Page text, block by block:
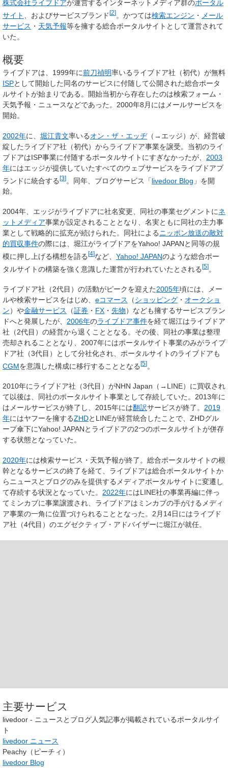
株式会社ライブドアが運営するインターネットメディア群のポータル
サイト
、およびサービスブランド[2]。かつては検索エンジン ・ メール
サービス ・ 天気予報等を擁する総合ポータルサイトとして運営されて
いた。
概要
ライブドアは、1999年に前刀禎明率いるライブドア社（初代）が無料
ISPとして開始した同名のサービスに付随して公開された総合ポータ
ルサイトが始まりである。開始当初から存在したのは検索フォーム・
天気予報・ニュースなどであった。2000年8月にはメールサービスを
開始。
2002年に、 堀江貴文率いるオン・ザ・エッヂ（→エッジ）が、経営破
綻したライブドア社（初代）からライブドア事業を譲受。当初のライ
ブドアはISP事業に付随するポータルサイトにすぎなかったが、 2003
年にはエッジが提供していたすべてのウェブサービスをライブドアブ
ランドに統合する[3]。同年、ブログサービス「livedoor Blog 」を開
始。
2004年、エッジがライブドアに社名変更、同社の事業セグメントにネ
ットメディア事業が設定されることとなり、名実ともに同社の主力事
業として戦略的に拡充が続けられた。同社によるニッポン放送の敵対
的買収事件の際には、堀江がライブドアをYahoo! JAPANと同等の規
模に押し上げる構想を語る[4]など、 Yahoo! JAPANのような総合ポー
タルサイトの構築を強く意識した運営が行われていたとされる[5]。
ライブドア社（2代目）の活動がピークを迎えた2005年頃には、メー
ルや検索サービスをはじめ、 eコマース （ショッピング ・ オークショ
ン）や金融サービス （証券 ・ FX ・ 先物）なども擁するサービスブラン
ドへと発展したが、 2006年のライブドア事件を経て堀江はライブドア
社（2代目）の経営から退くこととなる。その後、同社の事業は整理
売却されることとなり、2007年にはポータルサイト事業のみがライブ
ドア社（3代目）として分社化され、ポータルサイトのライブドアも
CGMを意識した構成に移行することとなる[5]。
2010年にライブドア社（3代目）がNHN Japan（→LINE）に買収され
て以後は、同社のポータルサイト事業として存続していた。2013年に
はメールサービスが終了し、2015年には翻訳サービスが終了。 2019
年にはヤフーを擁するZHDとLINEが経営統合したことで、ZHDグル
ープ傘下にYahoo! JAPANとライブドアの2つのポータルサイトが併存
する状態となっていた。
2020年には検索サービス・天気予報が終了。総合ポータルサイトの根
幹となるサービスの終了を経て、ライブドアは総合ポータルサイトか
らニュースとブログのみを提供するメディアポータルサイトに変遷し
て存続する状況となっていた。 2022年にはLINE社の事業再編に伴っ
てミンカブに事業譲渡され、ライブドアはミンカブの手がけるメディ
ア事業の一角に位置づけられることとなった。2月14日にはライブド
ア社（4代目）のエグゼクティブ・アドバイザーに堀江が就任。
主要サービス
livedoor - ニュースとブログ人気記事が掲載されているポータルサイ
ト
livedoor ニュース
Peachy（ピーチィ）
livedoor Blog